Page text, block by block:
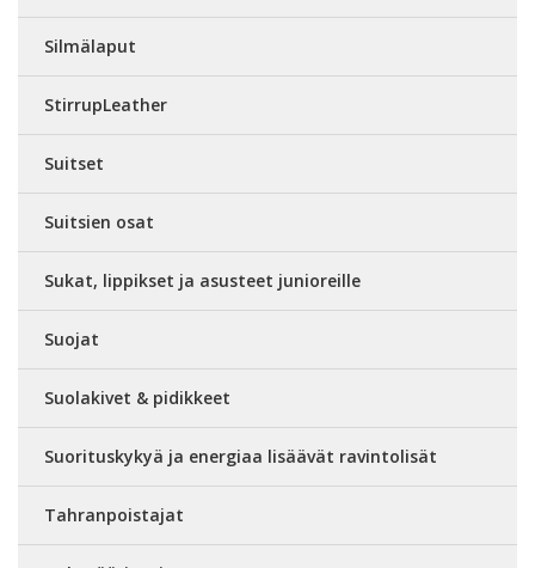
Silmälaput
StirrupLeather
Suitset
Suitsien osat
Sukat, lippikset ja asusteet junioreille
Suojat
Suolakivet & pidikkeet
Suorituskykyä ja energiaa lisäävät ravintolisät
Tahranpoistajat